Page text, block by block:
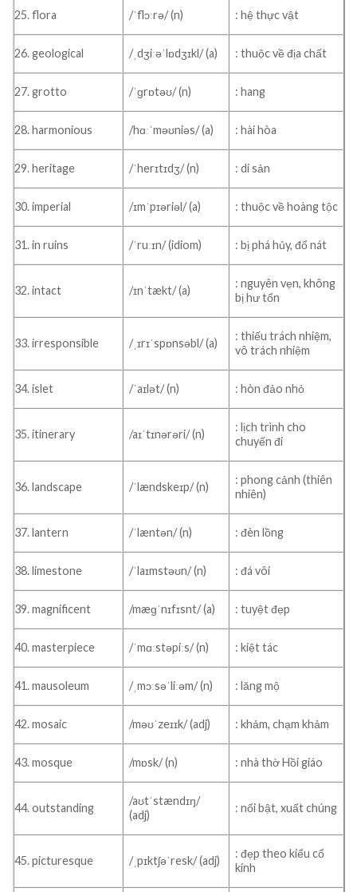
25. flora /ˈflɔːrə/ (n) : hệ thực vật
26. geological /ˌdʒiːəˈlɒdʒɪkl/ (a) : thuộc về địa chất
27. grotto /ˈɡrɒtəʊ/ (n) : hang
28. harmonious /hɑːˈməʊniəs/ (a) : hài hòa
29. heritage /ˈherɪtɪdʒ/ (n) : di sản
30. imperial /ɪmˈpɪəriəl/ (a) : thuộc về hoàng tộc
31. in ruins /ˈruːɪn/ (idiom) : bị phá hủy, đổ nát
32. intact /ɪnˈtækt/ (a)
: nguyên vẹn, không
bị hư tổn
33. irresponsible /ˌɪrɪˈspɒnsəbl/ (a)
: thiếu trách nhiệm,
vô trách nhiệm
34. islet /ˈaɪlət/ (n) : hòn đảo nhỏ
35. itinerary /aɪˈtɪnərəri/ (n)
: lịch trình cho
chuyến đi
36. landscape /ˈlændskeɪp/ (n)
: phong cảnh (thiên
nhiên)
37. lantern /ˈlæntən/ (n) : đèn lồng
38. limestone /ˈlaɪmstəʊn/ (n) : đá vôi
39. magnificent /mæɡˈnɪfɪsnt/ (a) : tuyệt đẹp
40. masterpiece /ˈmɑːstəpiːs/ (n) : kiệt tác
41. mausoleum /ˌmɔːsəˈliːəm/ (n) : lăng mộ
42. mosaic /məʊˈzeɪɪk/ (adj) : khảm, chạm khảm
43. mosque /mɒsk/ (n) : nhà thờ Hồi giáo
44. outstanding
/aʊtˈstændɪŋ/
(adj)
: nổi bật, xuất chúng
45. picturesque /ˌpɪktʃəˈresk/ (adj)
: đẹp theo kiểu cổ
kính